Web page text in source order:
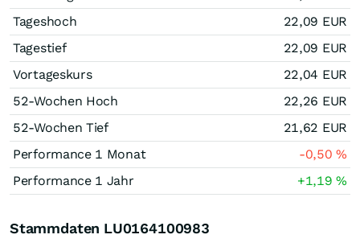
Tageshoch
22,09 EUR
Tagestief
22,09 EUR
Vortageskurs
22,04 EUR
52-Wochen Hoch
22,26 EUR
52-Wochen Tief
21,62 EUR
Performance 1 Monat
-0,50%
Performance 1 Jahr
+1,19%
Stammdaten LU0164100983